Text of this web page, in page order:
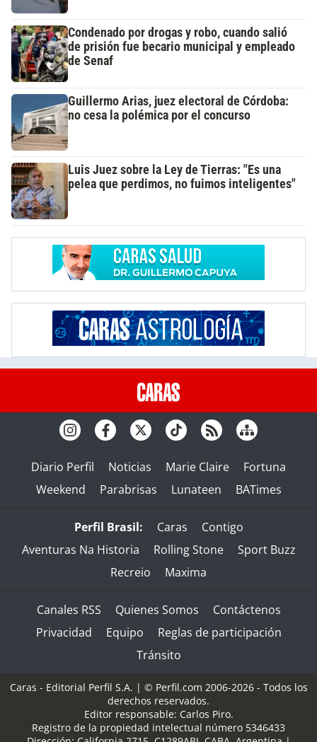
Condenado por drogas y robo, cuando salió
de prisión fue becario municipal y empleado
de Senaf
Guillermo Arias, juez electoral de Córdoba:
no cesa la polémica por el concurso
Luis Juez sobre la Ley de Tierras: "Es una
pelea que perdimos, no fuimos inteligentes"
Diario Perfil Noticias Marie Claire
Fortuna
Weekend
Parabrisas Lunateen BATimes
Perfil Brasil: Caras
Contigo
Aventuras Na Historia
Rolling Stone
Sport Buzz
Recreio
Maxima
Canales RSS Quienes Somos
Contáctenos
Privacidad
Equipo
Reglas de participación
Tránsito
Caras - Editorial Perfil S.A. | © Perfil.com 2006-2026 - Todos los
derechos reservados.
Editor responsable: Carlos Piro.
Registro de la propiedad intelectual número 5346433